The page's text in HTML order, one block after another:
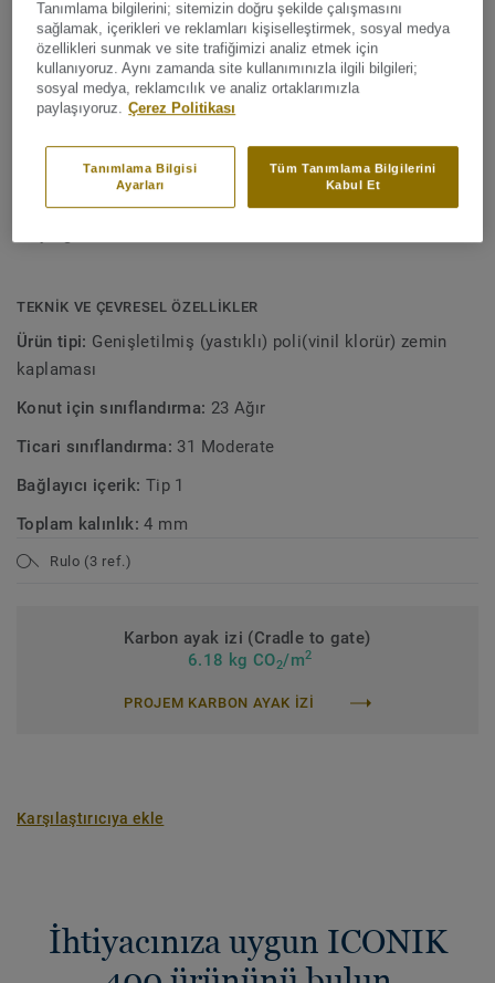
sayesinde 21 dB ses yalıtımı sunarak huzurlu ve konforlu
bir yaşam alanı sağlar. Extreme Protection yüzey koruması
sayesinde zemininizi temizlemek ve güzel görünümünü
korumak son derece kolaydır.
Daha fazla gör
ANA ÖZELLİKLER
Avrupa'da Üretilmiştir
Maksimum konfor sunar
Yüksek leke direnci
TEKNIK VE ÇEVRESEL ÖZELLIKLER
Ürün tipi: Genişletilmiş (yastıklı) poli(vinil klorür) zemin
kaplaması
Konut için sınıflandırma: 23 Ağır
Ticari sınıflandırma: 31 Moderate
Bağlayıcı içerik: Tip 1
Toplam kalınlık:4 mm
Rulo (3 ref.)
Karbon ayak izi (Cradle to gate)
6.18 kg CO2/m2
PROJEM KARBON AYAK IZI
Karşılaştırıcıya ekle
İhtiyacınıza uygun ICONIK
Tanımlama bilgilerini; sitemizin doğru şekilde çalışmasını
sağlamak, içerikleri ve reklamları kişiselleştirmek, sosyal medya
özellikleri sunmak ve site trafiğimizi analiz etmek için
kullanıyoruz. Aynı zamanda site kullanımınızla ilgili bilgileri;
sosyal medya, reklamcılık ve analiz ortaklarımızla
paylaşıyoruz. Çerez Politikası
Tüm Tanımlama Bilgilerini
Kabul Et
Tanımlama Bilgisi
Ayarları